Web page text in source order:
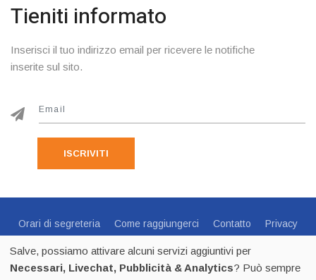
Tieniti informato
Inserisci il tuo indirizzo email per ricevere le notifiche
inserite sul sito.
ISCRIVITI
Orari di segreteria Come raggiungerci Contatto
Privacy
Centro Sportivo Italiano Comitato di Trento - via C.Endrici, 20
Salve, possiamo attivare alcuni servizi aggiuntivi per
Necessari, Livechat, Pubblicità & Analytics? Può sempre